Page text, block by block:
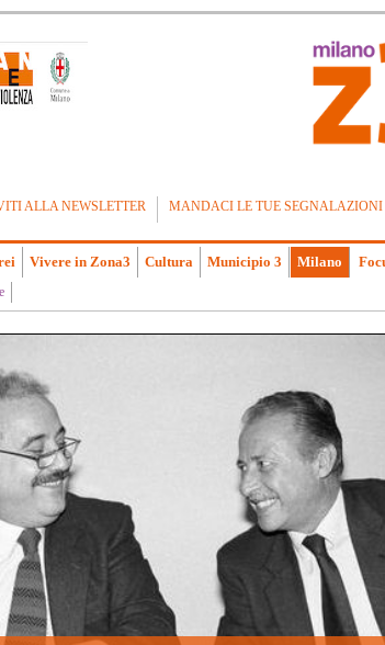
ALLA NEWSLETTER MANDACI LE TUE SEGNALAZIONI
Vivere in Zona3 Cultura Municipio 3 Milano